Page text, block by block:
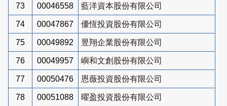
73 00046558 藍洋資本股份有限公司
74 00047867 優恆投資股份有限公司
75 00049892 昱翔企業股份有限公司
76 00049957 嶼和文創股份有限公司
77 00050476 恩薇投資股份有限公司
78 00051088 曜盈投資股份有限公司